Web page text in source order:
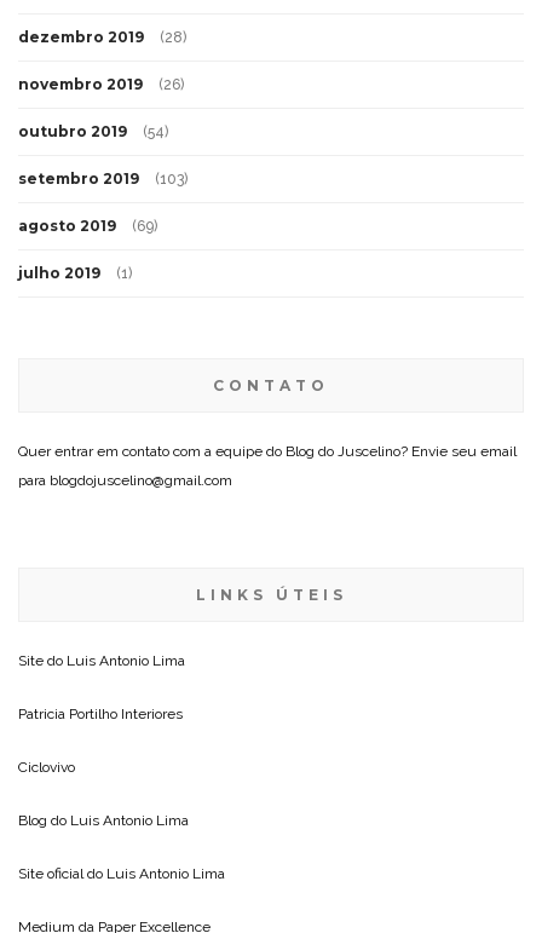
dezembro 2019 (28)
novembro 2019 (26)
outubro 2019 (54)
setembro 2019 (103)
agosto 2019 (69)
julho 2019 (1)
CONTATO
Quer entrar em contato com a equipe do Blog do Juscelino? Envie seu email
para blogdojuscelino@gmail.com
LINKS ÚTEIS
Site do Luis Antonio Lima
Patricia Portilho Interiores
Ciclovivo
Blog do Luis Antonio Lima
Site oficial do Luis Antonio Lima
Medium da Paper Excellence